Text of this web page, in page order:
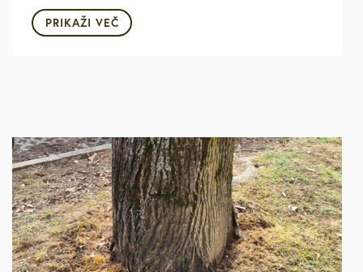
PRIKAŽI VEČ